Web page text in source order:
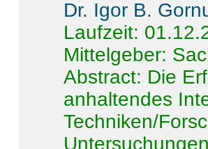
Dr. Igor B.
Laufzeit:
Mittelgeber:
Abstract: Die
anhaltendes
Techniken/